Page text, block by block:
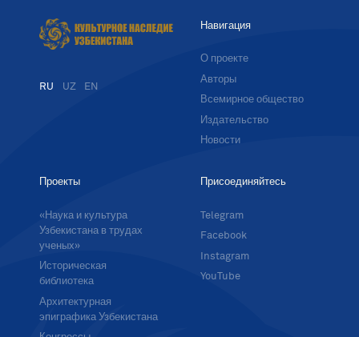
RU UZ EN
Навигация
О проекте
Авторы
Всемирное общество
Издательство
Новости
Проекты
«Наука и культура
Узбекистана в трудах
ученых»
Историческая
библиотека
Архитектурная
эпиграфика Узбекистана
Присоединяйтесь
Telegram
Facebook
Instagram
YouTube